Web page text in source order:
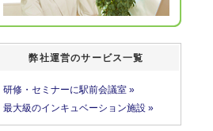
弊社運営のサービス一覧
研修・セミナーに駅前会議室 »
最大級のインキュベーション施設 »